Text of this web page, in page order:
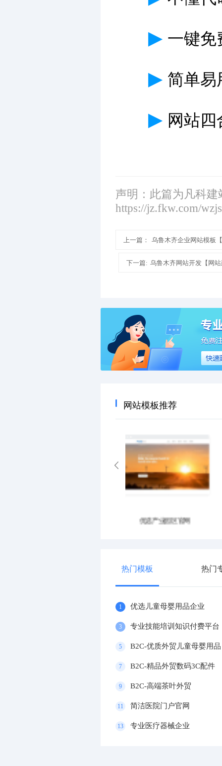
▶ 一键免
▶ 简单易
▶ 网站四
声明：此篇为凡科
https://jz.fkw.com/
上一篇： 乌鲁木齐企业网站模板
下一篇: 乌鲁木齐网站开发【网
网站模板推荐
精品商务机械手表企业
热门模板 热门
1 优选儿童母婴用品企业
3 专业技能培训知识付费平台
5 B2C-优质外贸儿童母婴用品
7 B2C-精品外贸数码3C配件
9 B2C-高端茶叶外贸
11 简洁医院门户官网
13 专业医疗器械企业